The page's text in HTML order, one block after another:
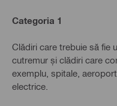
Categoria 1
Clădiri care trebuie să fie
cutremur și clădiri care
exemplu, spitale,
electrice.